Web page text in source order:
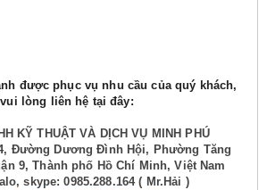
được phục vụ nhu cầu của quý khách,
vui lòng liên hệ tại đây:
KỸ THUẬT VÀ DỊCH VỤ MINH PHÚ
Đường Dương Đình Hội, Phường Tăng
9, Thành phố Hồ Chí Minh, Việt Nam
skype: 0985.288.164 ( Mr.Hải )